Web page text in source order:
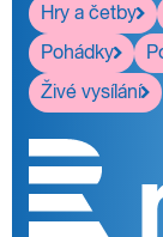
Hry a četby
Pohádky
Živé vysílání